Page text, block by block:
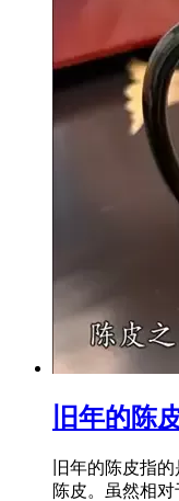
旧年的陈
旧年的陈皮指
陈皮。虽然相